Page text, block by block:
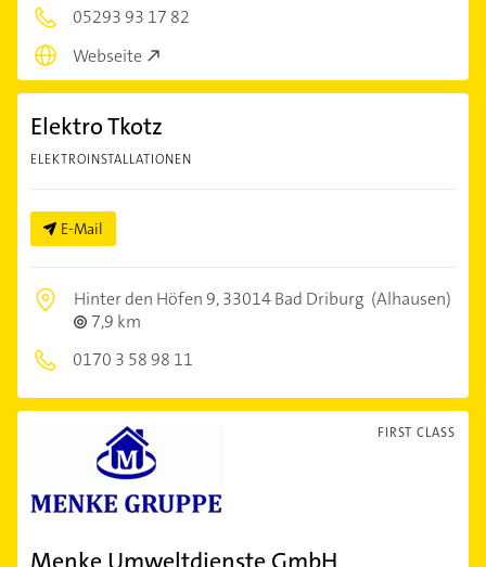
05293 93 17 82
Webseite
Elektro Tkotz
ELEKTROINSTALLATIONEN
E-Mail
Hinter den Höfen 9,33014 Bad Driburg (Alhausen)
7,9 km
0170 3 58 98 11
FIRST CLASS